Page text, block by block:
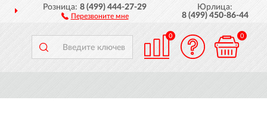
ДОСТАВИМ ПО ВСЕЙ РОССИИ
Розница:8 (499) 444-27-29
Перезвоните мне
Юрлица:
8 (499) 450-86-44
0 0